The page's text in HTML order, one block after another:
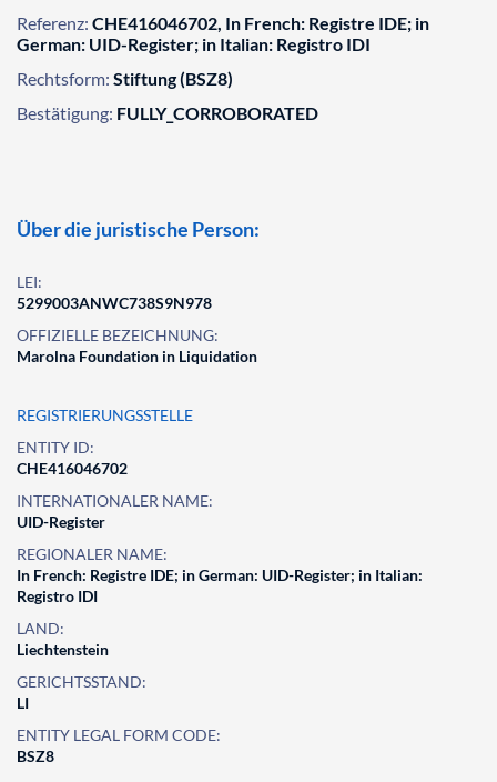
Referenz: CHE416046702, In French: Registre IDE; in
German: UID-Register; in Italian: Registro IDI
Rechtsform: Stiftung (BSZ8)
Bestätigung: FULLY_CORROBORATED
Über die juristische Person:
LEI:
5299003ANWC738S9N978
OFFIZIELLE BEZEICHNUNG:
Marolna Foundation in Liquidation
REGISTRIERUNGSSTELLE
ENTITY ID:
CHE416046702
INTERNATIONALER NAME:
UID-Register
REGIONALER NAME:
In French: Registre IDE; in German: UID-Register; in Italian:
Registro IDI
LAND:
Liechtenstein
GERICHTSSTAND:
LI
ENTITY LEGAL FORM CODE:
BSZ8